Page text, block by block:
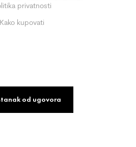
privatnosti
Kako kupovati
od ugovora